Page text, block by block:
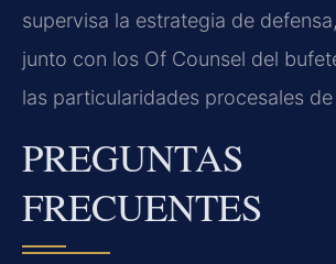
supervisa la estrategia de
junto con los Of Counsel del
las particularidades procesales
PREGUNTAS
FRECUENTES